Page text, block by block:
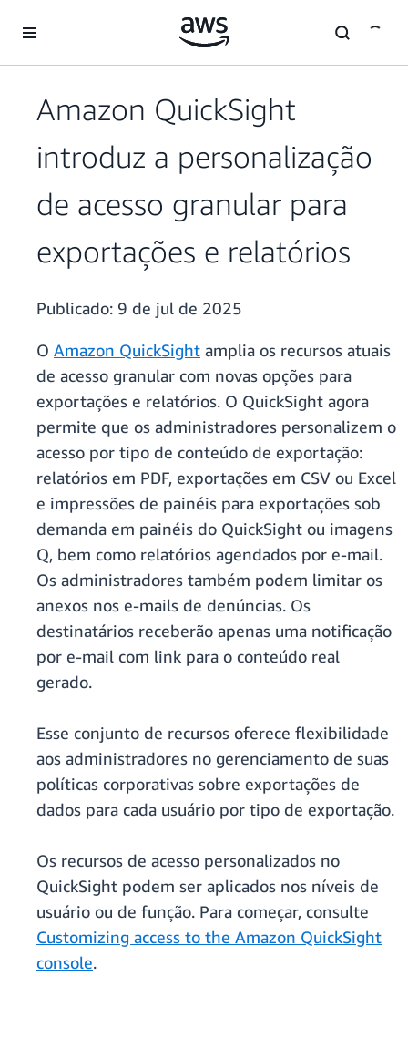
Pular para o conteúdo principal
Amazon QuickSight
introduz a personalização
de acesso granular para
exportações e relatórios
Publicado: 9 de jul de 2025
O Amazon QuickSight amplia os recursos atuais
de acesso granular com novas opções para
exportações e relatórios. O QuickSight agora
permite que os administradores personalizem o
acesso por tipo de conteúdo de exportação:
relatórios em PDF, exportações em CSV ou Excel
e impressões de painéis para exportações sob
demanda em painéis do QuickSight ou imagens
Q, bem como relatórios agendados por e-mail.
Os administradores também podem limitar os
anexos nos e-mails de denúncias. Os
destinatários receberão apenas uma notificação
por e-mail com link para o conteúdo real
gerado.
Esse conjunto de recursos oferece flexibilidade
aos administradores no gerenciamento de suas
políticas corporativas sobre exportações de
dados para cada usuário por tipo de exportação.
Os recursos de acesso personalizados no
QuickSight podem ser aplicados nos níveis de
usuário ou de função. Para começar, consulte
Customizing access to the Amazon QuickSight
console.